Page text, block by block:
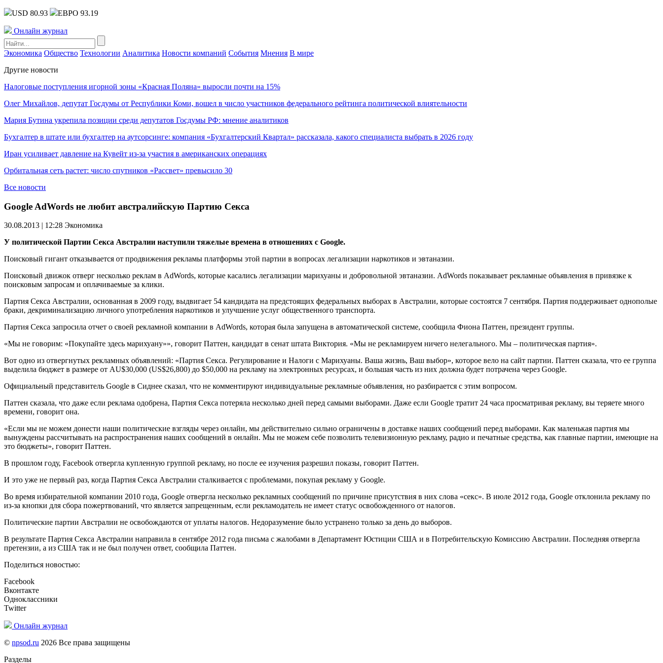
USD 80.93 ЕВРО 93.19
Онлайн журнал
Экономика Общество Технологии Аналитика Новости компаний События Мнения В мире
Другие новости
Налоговые поступления игорной зоны «Красная Поляна» выросли почти на 15%
Олег Михайлов, депутат Госдумы от Республики Коми, вошел в число участников федерального рейтинга политической влиятельности
Мария Бутина укрепила позиции среди депутатов Госдумы РФ: мнение аналитиков
Бухгалтер в штате или бухгалтер на аутсорсинге: компания «Бухгалтерский Квартал» рассказала, какого специалиста выбрать в 2026 году
Иран усиливает давление на Кувейт из-за участия в американских операциях
Орбитальная сеть растет: число спутников «Рассвет» превысило 30
Все новости
Google AdWords не любит австралийскую Партию Секса
30.08.2013 | 12:28 Экономика
У политической Партии Секса Австралии наступили тяжелые времена в отношениях с Google.
Поисковый гигант отказывается от продвижения рекламы платформы этой партии в вопросах легализации наркотиков и эвтаназии.
Поисковый движок отверг несколько реклам в AdWords, которые касались легализации марихуаны и добровольной эвтаназии. AdWords показывает рекламные объявления в привязке к
поисковым запросам и оплачиваемые за клики.
Партия Секса Австралии, основанная в 2009 году, выдвигает 54 кандидата на предстоящих федеральных выборах в Австралии, которые состоятся 7 сентября. Партия поддерживает однополые
браки, декриминализацию личного употребления наркотиков и улучшение услуг общественного транспорта.
Партия Секса запросила отчет о своей рекламной компании в AdWords, которая была запущена в автоматической системе, сообщила Фиона Паттен, президент группы.
«Мы не говорим: «Покупайте здесь марихуану»», говорит Паттен, кандидат в сенат штата Виктория. «Мы не рекламируем ничего нелегального. Мы – политическая партия».
Вот одно из отвергнутых рекламных объявлений: «Партия Секса. Регулирование и Налоги с Марихуаны. Ваша жизнь, Ваш выбор», которое вело на сайт партии. Паттен сказала, что ее группа
выделила бюджет в размере от AU$30,000 (US$26,800) до $50,000 на рекламу на электронных ресурсах, и большая часть из них должна будет потрачена через Google.
Официальный представитель Google в Сиднее сказал, что не комментируют индивидуальные рекламные объявления, но разбирается с этим вопросом.
Паттен сказала, что даже если реклама одобрена, Партия Секса потеряла несколько дней перед самыми выборами. Даже если Google тратит 24 часа просматривая рекламу, вы теряете много
времени, говорит она.
«Если мы не можем донести наши политические взгляды через онлайн, мы действительно сильно ограничены в доставке наших сообщений перед выборами. Как маленькая партия мы
вынуждены рассчитывать на распространения наших сообщений в онлайн. Мы не можем себе позволить телевизионную рекламу, радио и печатные средства, как главные партии, имеющие на
это бюджеты», говорит Паттен.
В прошлом году, Facebook отвергла купленную группой рекламу, но после ее изучения разрешил показы, говорит Паттен.
И это уже не первый раз, когда Партия Секса Австралии сталкивается с проблемами, покупая рекламу у Google.
Во время избирательной компании 2010 года, Google отвергла несколько рекламных сообщений по причине присутствия в них слова «секс». В июле 2012 года, Google отклонила рекламу по
из-за кнопки для сбора пожертвований, что является запрещенным, если рекламодатель не имеет статус освобожденного от налогов.
Политические партии Австралии не освобождаются от уплаты налогов. Недоразумение было устранено только за день до выборов.
В результате Партия Секса Австралии направила в сентябре 2012 года письма с жалобами в Департамент Юстиции США и в Потребительскую Комиссию Австралии. Последняя отвергла
претензии, а из США так и не был получен ответ, сообщила Паттен.
Поделиться новостью:
Facebook
Вконтакте
Одноклассники
Twitter
Онлайн журнал
© npsod.ru 2026 Все права защищены
Разделы